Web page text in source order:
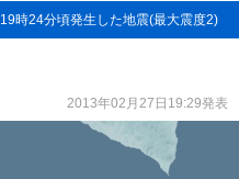
19時24分頃発生した地震(最大震度2)
2013年02月27日19:29発表